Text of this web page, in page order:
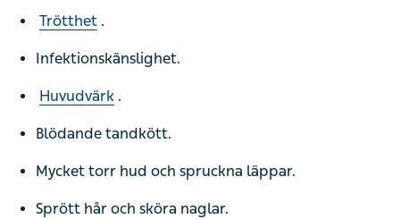
Trötthet .
Infektionskänslighet.
Huvudvärk .
Blödande tandkött.
Mycket torr hud och spruckna läppar.
Sprött hår och sköra naglar.